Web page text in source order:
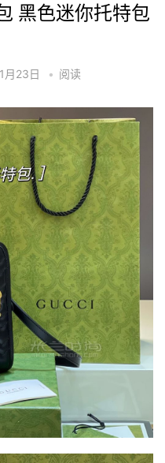
黑色迷你托特包
月23日 • 阅读